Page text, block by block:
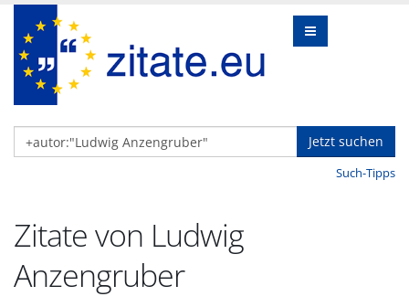
Jetzt suchen
Such-Tipps
Zitate von Ludwig
Anzengruber